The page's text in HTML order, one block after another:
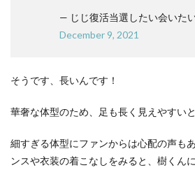
— じじ復活当選したい会いた
December 9, 2021
そうです、長いんです！
華奢な体型のため、足も長く見えやすい
細すぎる体型にファンからは心配の声も
ンスや衣装の着こなしをみると、樹くん